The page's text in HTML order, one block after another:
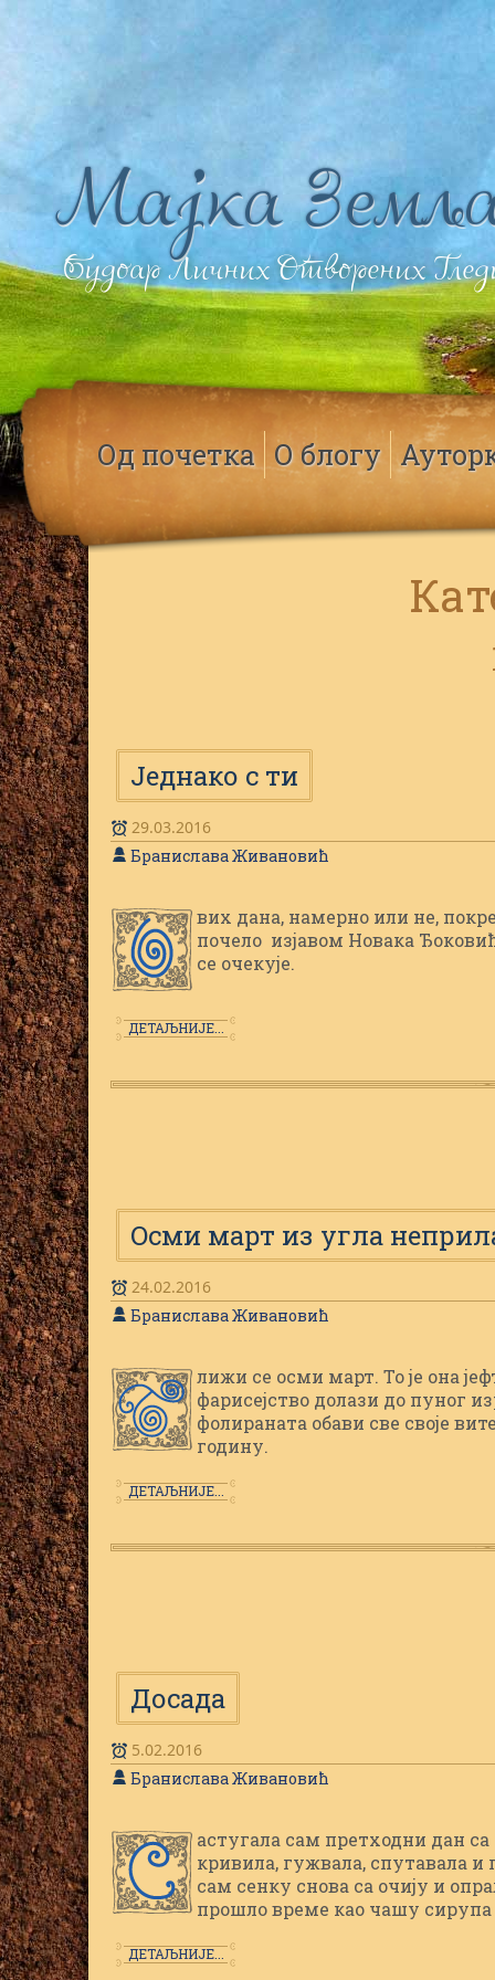
Мајка
Будоар Личних Отворених
Од почетка О блогу
Једнако с ти
29.03.2016
Бранислава Живановић
О
вих дана, намерно или не,
почело изјавом Новака
се очекује.
ДЕТАЉНИЈЕ...
Oсми март из угла
24.02.2016
Бранислава Живановић
Б
лижи се осми март. То је она
фарисејство долази до пуног
фолираната обави све своје
годину.
ДЕТАЉНИЈЕ...
Досада
5.02.2016
Бранислава Живановић
С
астугала сам претходни дан са
кривила, гужвала, спутавала
сам сенку снова са очију и
прошло време као чашу
ДЕТАЉНИЈЕ...